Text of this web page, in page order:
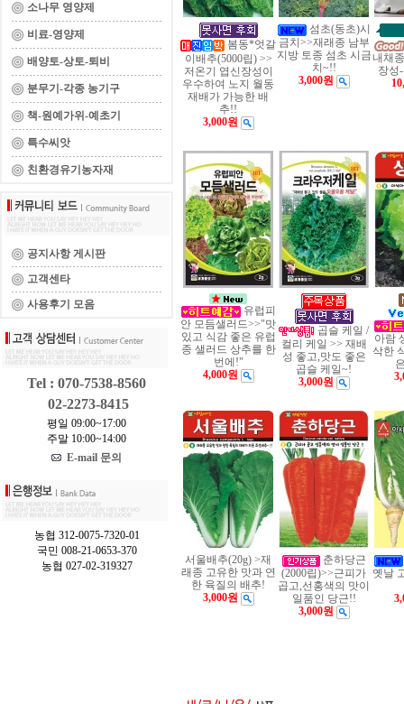
소나무 영양제
비료-영양제
배양토-상토-퇴비
분무기-각종 농기구
책-원예가위-예초기
특수씨앗
친환경유기농자재
공지사항 게시판
고객센타
사용후기 모음
Tel : 070-7538-8560
02-2273-8415
평일 09:00~17:00
주말 10:00~14:00
E-mail 문의
농협 312-0075-7320-01
국민 008-21-0653-370
농협 027-02-319327
봄동*엇갈
이배추(5000립) >>
저온기 엽신장성이
우수하여 노지 월동
재배가 가능한 배
추!!
3,000원
섬초(동초)시
금치>>재래종 남부
지방 토종 섬초 시금
치~!!
3,000원
내채
장성
유럽피
안 모듬샐러드>>"맛
있고 식감 좋은 유럽
종 샐러드 상추를 한
번에!"
4,000원
곱슬 케일 /
컬리 케일 >> 재배
성 좋고,맛도 좋은
곱슬 케일~!
3,000원
아람
삭한
서울배추(20g) >재
래종 고유한 맛과 연
한 육질의 배추!
3,000원
춘하당근
(2000립)>>근피가
곱고,선홍색의 맛이
일품인 당근!!
3,000원
옛날